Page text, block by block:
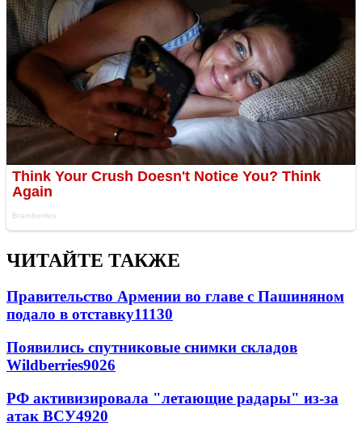
ЧИТАЙТЕ ТАКЖЕ
Правительство Армении во главе с Пашиняном
подало в отставку11130
Появились спутниковые снимки складов
Wildberries9026
РФ активизировала "летающие радары" из-за
атак ВСУ4920